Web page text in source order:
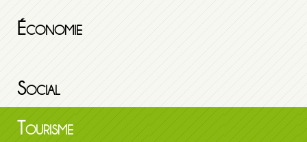
Économie
Social
Tourisme